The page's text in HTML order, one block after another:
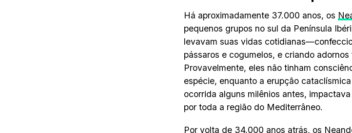
Há aproximadamente 37.000 anos, os
pequenos grupos no sul da Península
levavam suas vidas
pássaros e cogumelos, e criando
Provavelmente, eles não tinham
espécie, enquanto a erupção
ocorrida alguns milênios antes,
por toda a região do Mediterrâneo.
Por volta de 34.000 anos atrás, os